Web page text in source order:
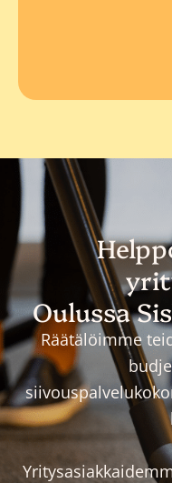
Oulussa
Räätälöimme